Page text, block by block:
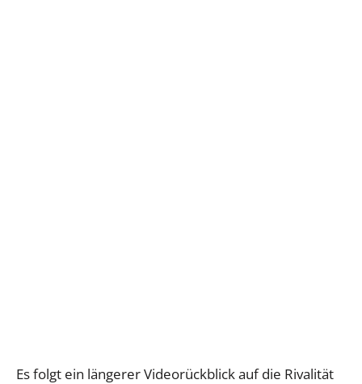
Es folgt ein längerer Videorückblick auf die Rivalität